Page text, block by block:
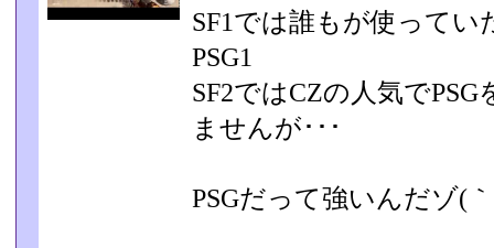
SF1では誰もが使って
PSG1
SF2ではCZの人気で
ませんが･･･
PSGだって強いんだゾ(